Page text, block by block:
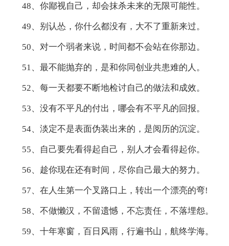
48、你鄙视自己，却会抹杀未来的无限可能性。
49、别认怂，你什么都没有，大不了重新来过。
50、对一个弱者来说，时间都不会站在你那边。
51、最不能抛弃的，是和你同创业共患难的人。
52、每一天都要不断地检讨自己的做法和成效。
53、没有不平凡的付出，哪会有不平凡的回报。
54、淡定不是表面伪装出来的，是阅历的沉淀。
55、自己要先看得起自己，别人才会看得起你。
56、趁你现在还有时间，尽你自己最大的努力。
57、在人生第一个叉路口上，转出一个漂亮的弯!
58、不做懒汉，不留遗憾，不忘责任，不落埋怨。
59、十年寒窗，百日风雨，行遍书山，航终学海。